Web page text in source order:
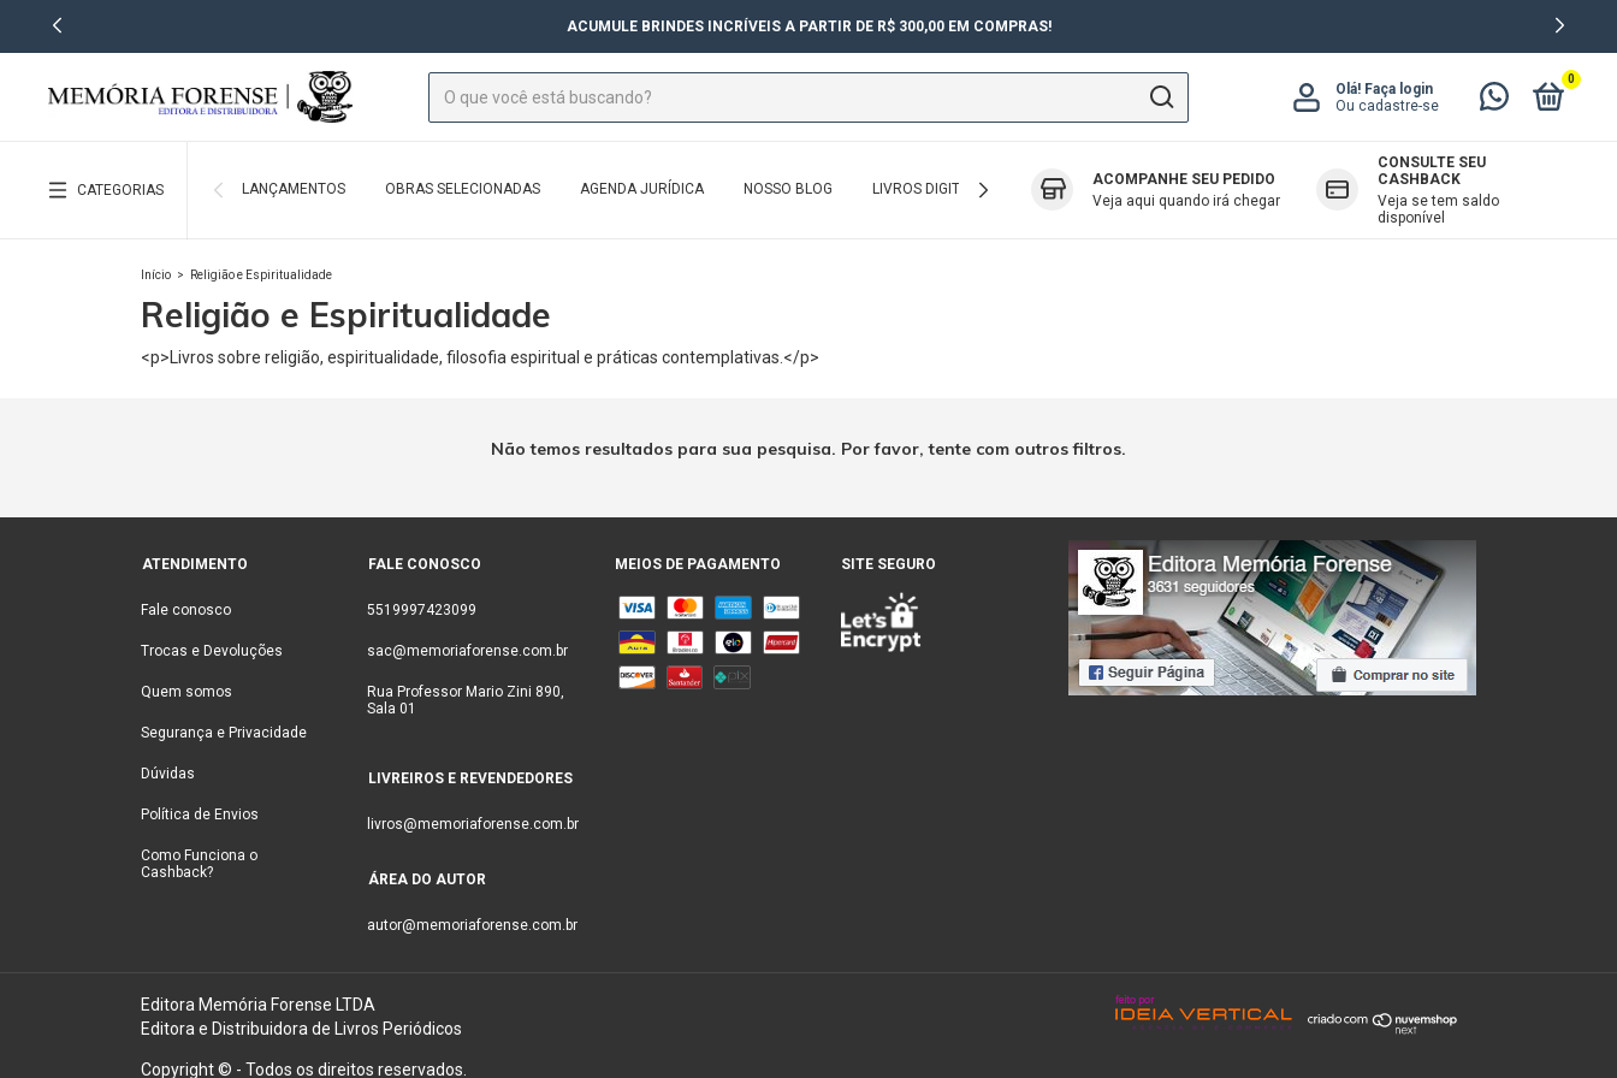
ACUMULE BRINDES INCRÍVEIS A PARTIR DE R$ 300,00 EM COMPRAS!
Olá! Faça login
Ou cadastre-se
0
CATEGORIAS LANÇAMENTOS OBRAS SELECIONADAS AGENDA JURÍDICA NOSSO BLOG LIVROS DIGITAIS EXAME OAB
ACOMPANHE SEU PEDIDO
Veja aqui quando irá chegar
CONSULTE SEU
CASHBACK
Veja se tem saldo
disponível
Início > Religião e Espiritualidade
Religião e Espiritualidade
<p>Livros sobre religião, espiritualidade, filosofia espiritual e práticas contemplativas.</p>
Não temos resultados para sua pesquisa. Por favor, tente com outros filtros.
ATENDIMENTO
Fale conosco
Trocas e Devoluções
Quem somos
Segurança e Privacidade
Dúvidas
Política de Envios
Como Funciona o
Cashback?
FALE CONOSCO
5519997423099
sac@memoriaforense.com.br
Rua Professor Mario Zini 890,
Sala 01
LIVREIROS E REVENDEDORES
livros@memoriaforense.com.br
ÁREA DO AUTOR
autor@memoriaforense.com.br
MEIOS DE PAGAMENTO SITE SEGURO
Editora Memória Forense LTDA
Editora e Distribuidora de Livros Periódicos
Copyright © - Todos os direitos reservados.